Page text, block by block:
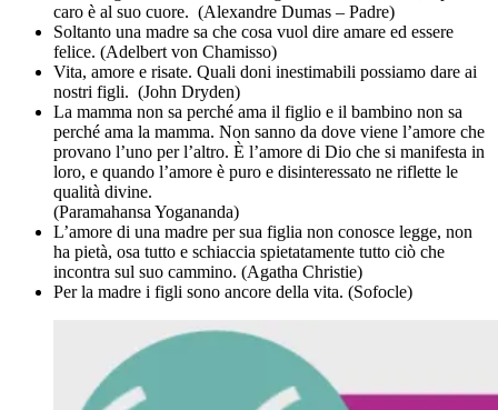
caro è al suo cuore. (Alexandre Dumas – Padre)
Soltanto una madre sa che cosa vuol dire amare ed essere
felice. (Adelbert von Chamisso)
Vita, amore e risate. Quali doni inestimabili possiamo dare ai
nostri figli. (John Dryden)
La mamma non sa perché ama il figlio e il bambino non sa
perché ama la mamma. Non sanno da dove viene l’amore che
provano l’uno per l’altro. È l’amore di Dio che si manifesta in
loro, e quando l’amore è puro e disinteressato ne riflette le
qualità divine.
(Paramahansa Yogananda)
L’amore di una madre per sua figlia non conosce legge, non
ha pietà, osa tutto e schiaccia spietatamente tutto ciò che
incontra sul suo cammino. (Agatha Christie)
Per la madre i figli sono ancore della vita. (Sofocle)